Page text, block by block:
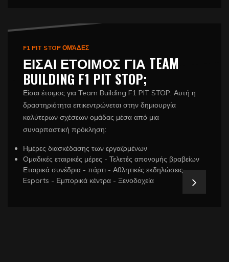
F1 PIT STOP ΟΜΆΔΕΣ
ΕΙΣΑΙ ΕΤΟΙΜΟΣ ΓΙΑ TEAM
BUILDING F1 PIT STOP;
Είσαι έτοιμος για Team Building F1 PIT STOP; Αυτή η
δραστηριότητα επικεντρώνεται στην δημιουργία
καλύτερων σχέσεων ομάδας μέσα από μια
συναρπαστική πρόκληση:
Ημέρες διασκέδασης των εργαζομένων
Ομαδικές εταιρικές μέρες - Τελετές απονομής βραβείων
Εταιρικά συνέδρια - πάρτι - Αθλητικές εκδηλώσεις
Esports - Εμπορικά κέντρα - Ξενοδοχεία